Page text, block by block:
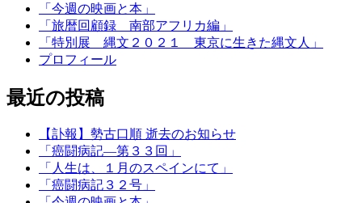
「今週の映画と本」
「旅暦回顧録 南部アフリカ編」
「特別展 縄文２０２１ 東京に生きた縄文人」
プロフィール
最近の投稿
【訃報】勢古口順 逝去のお知らせ
「癌闘病記―第３３回」
「人生は、１月のスペインにて」
「癌闘病記３２号」